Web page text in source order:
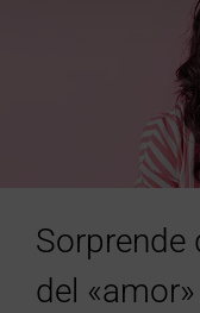
Sorprende
del «amor»